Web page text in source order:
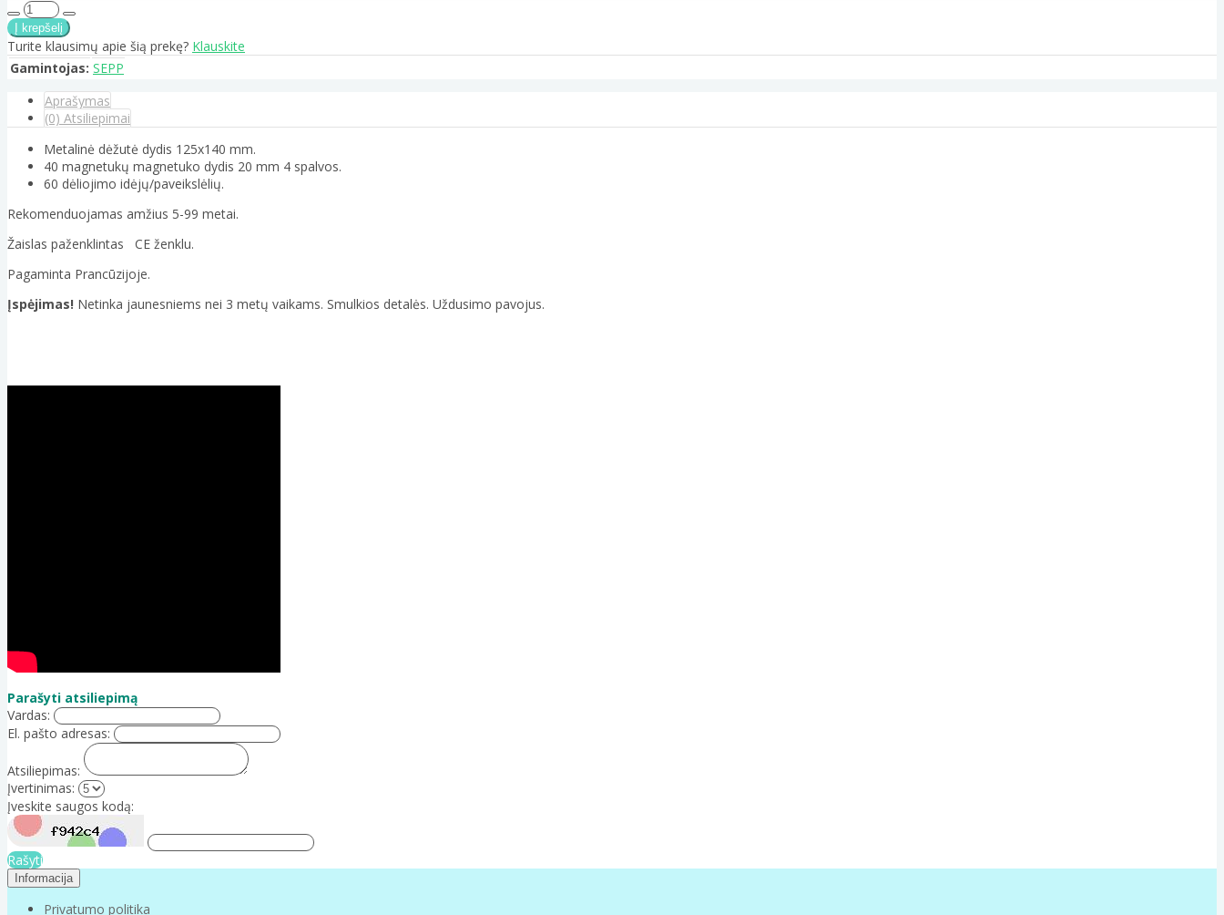
Turite klausimų apie šią prekę? Klauskite
Gamintojas: SEPP
Aprašymas
(0) Atsiliepimai
Metalinė dėžutė dydis 125x140 mm.
40 magnetukų magnetuko dydis 20 mm 4 spalvos.
60 dėliojimo idėjų/paveikslėlių.
Rekomenduojamas amžius 5-99 metai.
Žaislas paženklintas CE ženklu.
Pagaminta Prancūzijoje.
Įspėjimas! Netinka jaunesniems nei 3 metų vaikams. Smulkios detalės. Uždusimo pavojus.
Parašyti atsiliepimą
Vardas:
El. pašto adresas:
Atsiliepimas:
Įvertinimas:
Įveskite saugos kodą:
Rašyti
Informacija
Privatumo politika